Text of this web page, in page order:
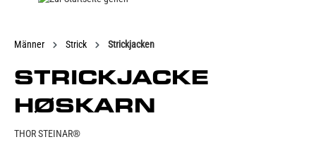
Männer Strick Strickjacken
STRICKJACKE
HØSKARN
THOR STEINAR®